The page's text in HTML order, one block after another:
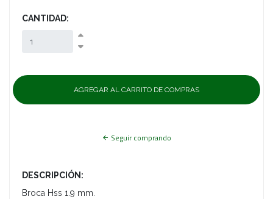
CANTIDAD:
Seguir comprando
DESCRIPCIÓN:
Broca Hss 1.9 mm.